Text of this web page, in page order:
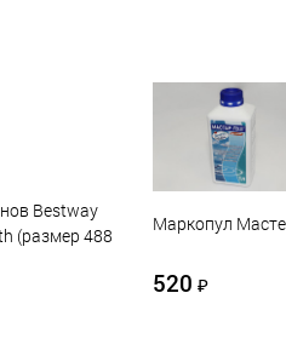
Bestway
(размер 488
Маркопул
520 ₽